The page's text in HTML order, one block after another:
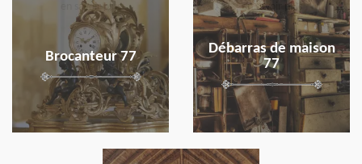
Brocanteur 77
en savoir plus
Débarras de maison
77
en savoir plus
en savoir plus